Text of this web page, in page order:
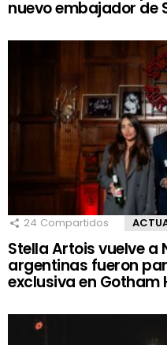
nuevo embajador de
24 Compartidos
Stella Artois vuelve a
argentinas fueron
exclusiva en Gotham